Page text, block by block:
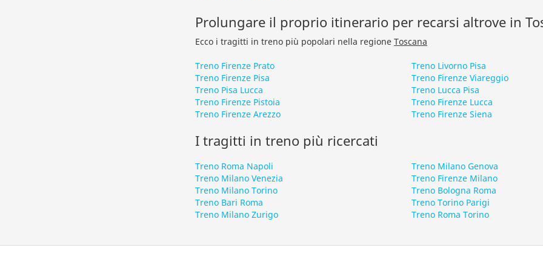
Prolungare il proprio itinerario per recarsi altrove in
Ecco i tragitti in treno più popolari nella regione Toscana
Treno Firenze Prato
Treno Firenze Pisa
Treno Pisa Lucca
Treno Firenze Pistoia
Treno Firenze Arezzo
Treno Livorno Pisa
Treno Firenze Viareggio
Treno Lucca Pisa
Treno Firenze Lucca
Treno Firenze Siena
I tragitti in treno più ricercati
Treno Roma Napoli
Treno Milano Venezia
Treno Milano Torino
Treno Bari Roma
Treno Milano Zurigo
Treno Milano Genova
Treno Firenze Milano
Treno Bologna Roma
Treno Torino Parigi
Treno Roma Torino